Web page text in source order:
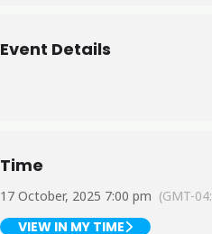
Event Details
Time
17 October, 2025 7:00 pm (GMT-
VIEW IN MY TIME